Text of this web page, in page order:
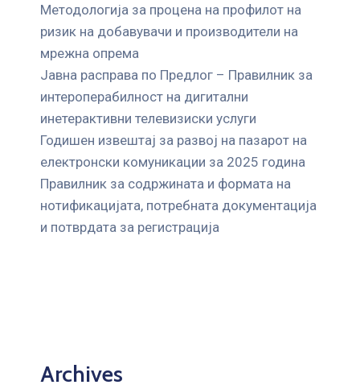
Mетодологија за процена на профилот на
ризик на добавувачи и производители на
мрежна опрема
Јавна расправа по Предлог – Правилник за
интероперабилност на дигитални
инетерактивни телевизиски услуги
Годишен извештај за развој на пазарот на
електронски комуникации за 2025 година
Правилник за содржината и формата на
нотификацијата, потребната документација
и потврдата за регистрација
Archives